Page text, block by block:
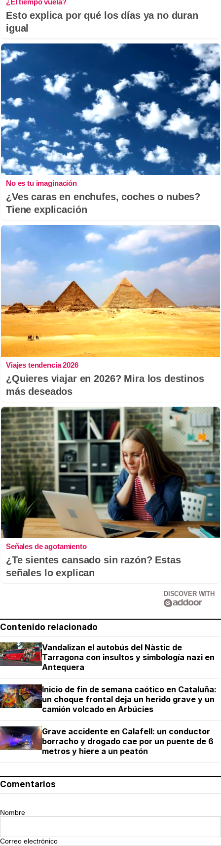
¿El tiempo vuela?
Esto explica por qué los días ya no duran
igual
No es tu imaginación
¿Ves caras en enchufes, coches o nubes?
Tiene explicación
Viajes tendencia 2026
¿Quieres viajar en 2026? Mira los destinos
más deseados
Señales de agotamiento
¿Te sientes cansado sin razón? Estas
señales lo explican
DISCOVER WITH
Contenido relacionado
Vandalizan el autobús del Nàstic de
Tarragona con insultos y simbología nazi en
Antequera
Inicio de fin de semana caótico en Cataluña:
un choque frontal deja un herido grave y un
camión volcado en Arbúcies
Grave accidente en Calafell: un conductor
borracho y drogado cae por un puente de 6
metros y hiere a un peatón
Comentarios
Nombre
Correo electrónico